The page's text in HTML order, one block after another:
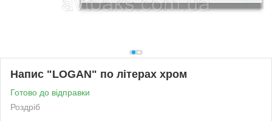
Напис "LOGAN" по літерах хром
Готово до відправки
Роздріб